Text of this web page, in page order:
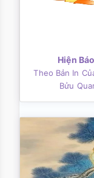
Hiện
Theo Bản In
Bửu